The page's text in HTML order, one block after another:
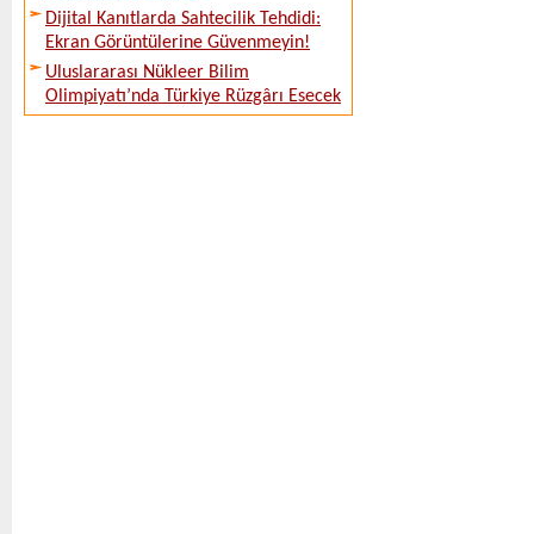
Dijital Kanıtlarda Sahtecilik Tehdidi:
Ekran Görüntülerine Güvenmeyin!
Uluslararası Nükleer Bilim
Olimpiyatı’nda Türkiye Rüzgârı Esecek